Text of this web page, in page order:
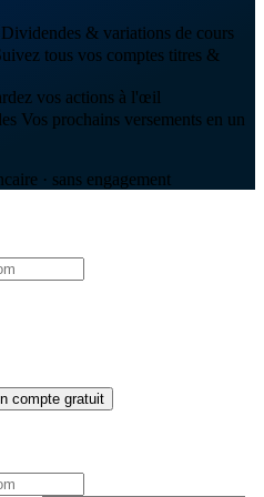
Dividendes & variations de cours
tous vos comptes titres &
vos actions à l'œil
Vos prochains versements en un
· sans engagement
compte gratuit